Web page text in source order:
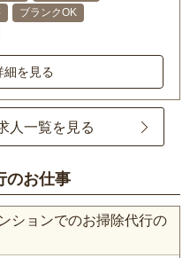
ブランクOK
細を見る
人一覧を見る
のお仕事
ションでのお掃除代行の